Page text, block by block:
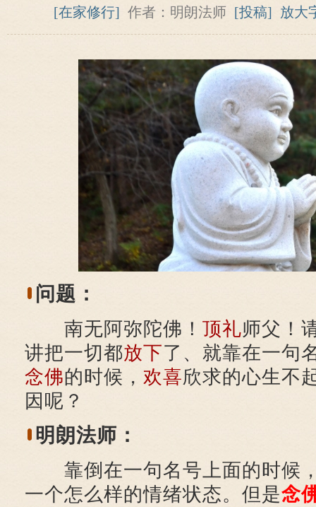
[在家修行] 作者：明朗法师 [投稿] 放大
问题：
南无阿弥陀佛！ 顶礼师父！
讲把一切都放下了、就靠在一句
念佛的时候， 欢喜欣求的心生不
因呢？
明朗法师：
靠倒在一句名号上面的时候
一个怎么样的情绪状态。但是念